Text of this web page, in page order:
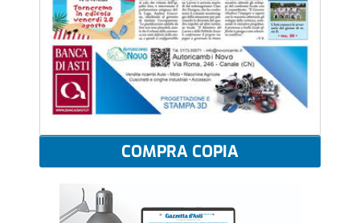
COMPRA COPIA